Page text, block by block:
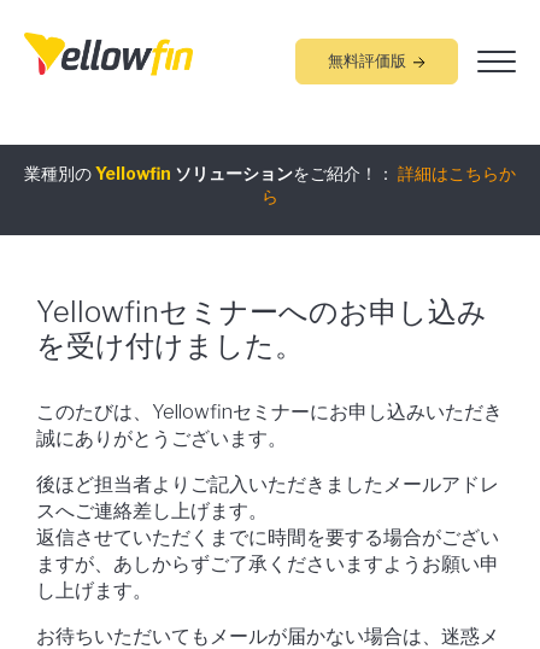
無料評価版
業種別のYellowfin ソリューションをご紹介！： 詳細はこちらか
ら
組み込みアナリティクス 究極ガイド：詳細はこちらから
Yellowfinセミナーへのお申し込み
を受け付けました。
このたびは、Yellowfinセミナーにお申し込みいただき
誠にありがとうございます。
後ほど担当者よりご記入いただきましたメールアドレ
スへご連絡差し上げます。
返信させていただくまでに時間を要する場合がござい
ますが、あしからずご了承くださいますようお願い申
し上げます。
お待ちいただいてもメールが届かない場合は、迷惑メ